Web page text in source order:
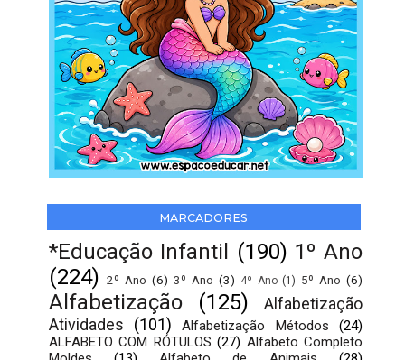
MARCADORES
*Educação Infantil (190) 1º Ano
(224) 2º Ano (6) 3º Ano (3) 4º Ano (1) 5º Ano (6)
Alfabetização (125)
Alfabetização
Atividades
(101) Alfabetização Métodos
(24)
ALFABETO COM RÓTULOS (27) Alfabeto Completo